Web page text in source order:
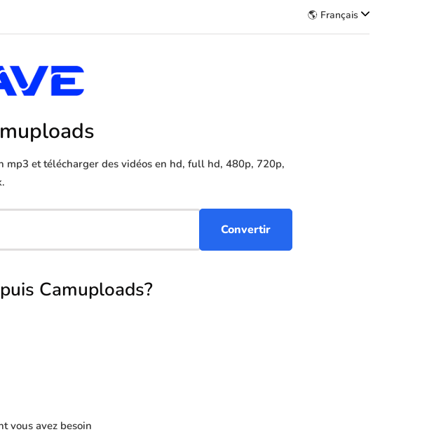
🌎 Français
mp3 et télécharger des vidéos en hd, full hd, 480p, 720p,
Camuploads?
vous avez besoin